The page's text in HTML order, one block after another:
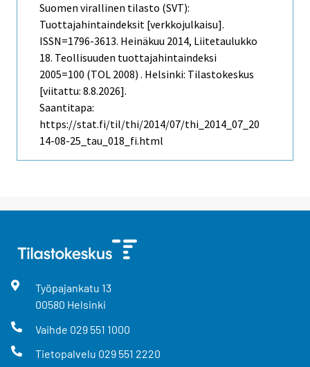
Suomen virallinen tilasto (SVT):
Tuottajahintaindeksit [verkkojulkaisu].
ISSN=1796-3613. Heinäkuu 2014, Liitetaulukko
18. Teollisuuden tuottajahintaindeksi
2005=100 (TOL 2008) . Helsinki: Tilastokeskus
[viitattu: 8.8.2026].
Saantitapa:
https://stat.fi/til/thi/2014/07/thi_2014_07_20
14-08-25_tau_018_fi.html
Työpajankatu 13
00580 Helsinki
Vaihde 029 551 1000
Tietopalvelu 029 551 2220